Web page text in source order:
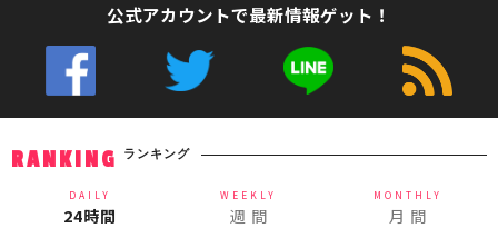
公式アカウントで最新情報ゲット！
RANKING ランキング
DAILY
24時間
WEEKLY
週 間
MONTHLY
月 間